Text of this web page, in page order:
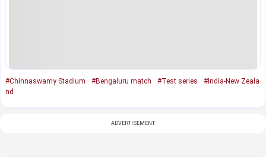
#Chinnaswamy Stadium #Bengaluru match #Test series
#India-New Zeala
nd
ADVERTISEMENT